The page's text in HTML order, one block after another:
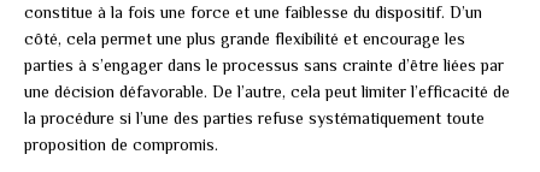
constitue à la fois une force et une faiblesse du dispositif. D’un
côté, cela permet une plus grande flexibilité et encourage les
parties à s’engager dans le processus sans crainte d’être liées par
une décision défavorable. De l’autre, cela peut limiter l’efficacité de
la procédure si l’une des parties refuse systématiquement toute
proposition de compromis.